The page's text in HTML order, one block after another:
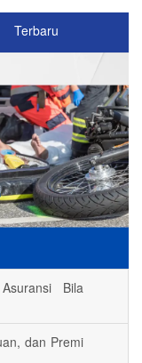
Terbaru
Bila
dan Premi